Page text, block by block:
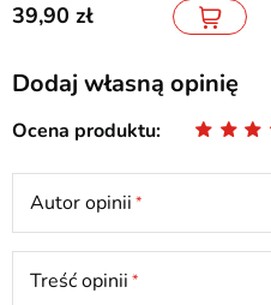
39,90
Dodaj własną opinię
Ocena produktu
Autor opinii
Treść opinii